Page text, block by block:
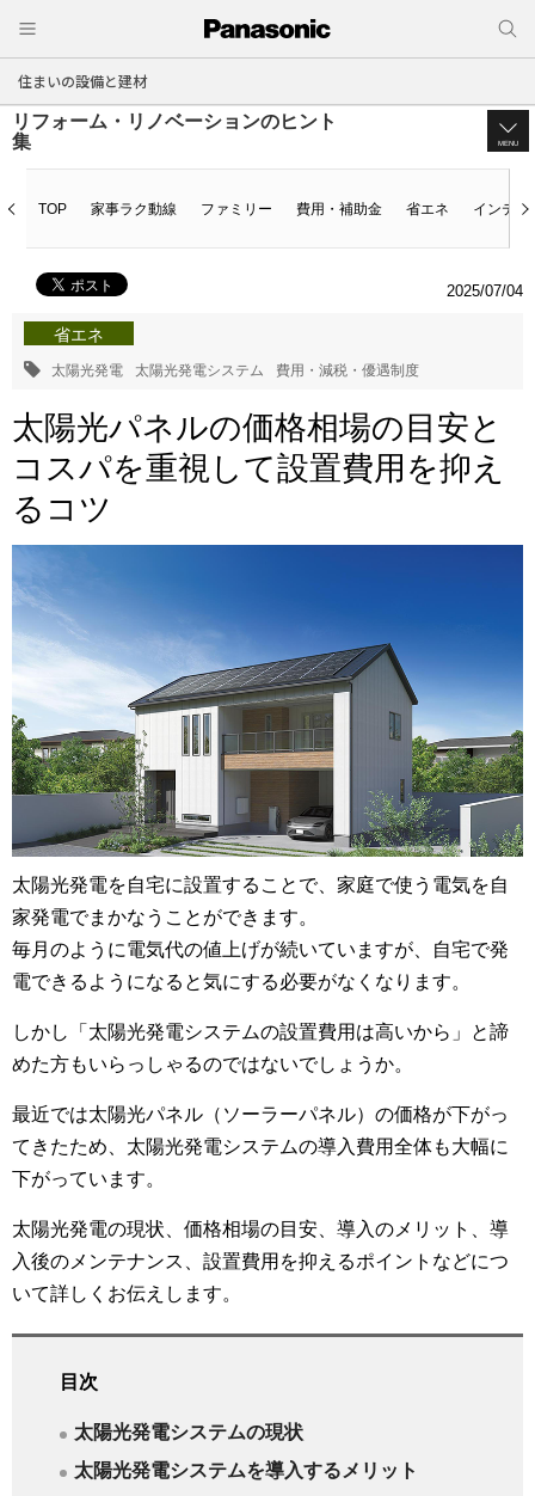
住まいの設備と建材
リフォーム・リノベーションのヒント
集
MENU
TOP 家事ラク動線 ファミリー 費用・補助金 省エネ インテリ
2025/07/04
省エネ
太陽光発電 太陽光発電システム 費用・減税・優遇制度
太陽光パネルの価格相場の目安と
コスパを重視して設置費用を抑え
るコツ
太陽光発電を自宅に設置することで、家庭で使う電気を自
家発電でまかなうことができます。
毎月のように電気代の値上げが続いていますが、自宅で発
電できるようになると気にする必要がなくなります。
しかし「太陽光発電システムの設置費用は高いから」と諦
めた方もいらっしゃるのではないでしょうか。
最近では太陽光パネル（ソーラーパネル）の価格が下がっ
てきたため、太陽光発電システムの導入費用全体も大幅に
下がっています。
太陽光発電の現状、価格相場の目安、導入のメリット、導
入後のメンテナンス、設置費用を抑えるポイントなどにつ
いて詳しくお伝えします。
目次
太陽光発電システムの現状
太陽光発電システムを導入するメリット